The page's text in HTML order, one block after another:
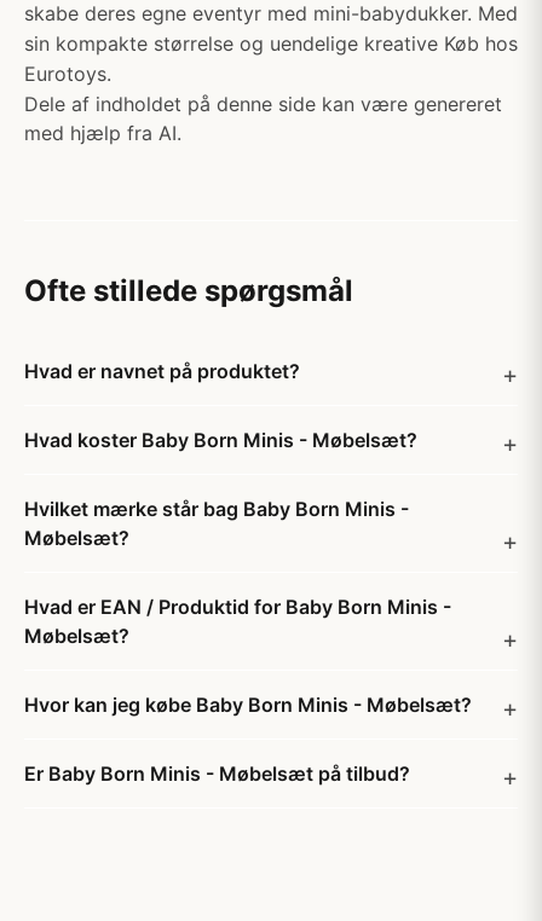
skabe deres egne eventyr med mini-babydukker. Med
sin kompakte størrelse og uendelige kreative Køb hos
Eurotoys.
Dele af indholdet på denne side kan være genereret
med hjælp fra AI.
Ofte stillede spørgsmål
Hvad er navnet på produktet?
Hvad koster Baby Born Minis - Møbelsæt?
Hvilket mærke står bag Baby Born Minis -
Møbelsæt?
Hvad er EAN / Produktid for Baby Born Minis -
Møbelsæt?
Hvor kan jeg købe Baby Born Minis - Møbelsæt?
Er Baby Born Minis - Møbelsæt på tilbud?